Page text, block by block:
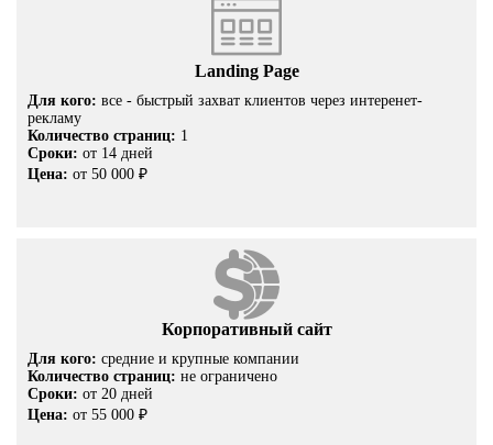
Landing Page
Для кого: все - быстрый захват клиентов через интеренет-
рекламу
Количество страниц: 1
Сроки: от 14 дней
Цена: от 50 000 ₽
Корпоративный сайт
Для кого: средние и крупные компании
Количество страниц: не ограничено
Сроки: от 20 дней
Цена: от 55 000 ₽